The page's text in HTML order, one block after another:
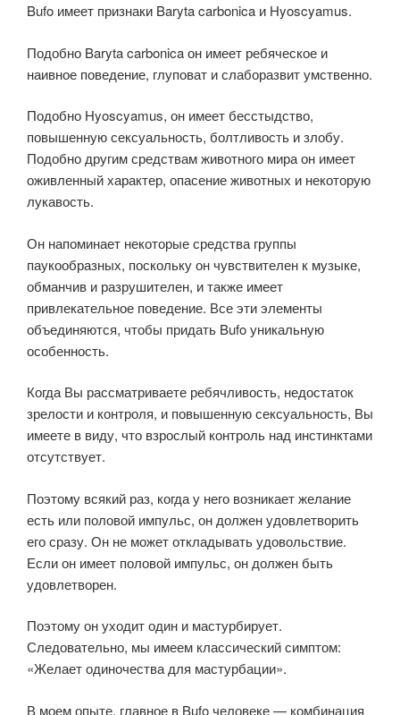
Bufo имеет признаки Baryta carbonica и Hyoscyamus.
Подобно Baryta carbonica он имеет ребяческое и
наивное поведение, глуповат и слаборазвит умственно.
Подобно Hyoscyamus, он имеет бесстыдство,
повышенную сексуальность, болтливость и злобу.
Подобно другим средствам животного мира он имеет
оживленный характер, опасение животных и некоторую
лукавость.
Он напоминает некоторые средства группы
паукообразных, поскольку он чувствителен к музыке,
обманчив и разрушителен, и также имеет
привлекательное поведение. Все эти элементы
объединяются, чтобы придать Bufo уникальную
особенность.
Когда Вы рассматриваете ребячливость, недостаток
зрелости и контроля, и повышенную сексуальность, Вы
имеете в виду, что взрослый контроль над инстинктами
отсутствует.
Поэтому всякий раз, когда у него возникает желание
есть или половой импульс, он должен удовлетворить
его сразу. Он не может откладывать удовольствие.
Если он имеет половой импульс, он должен быть
удовлетворен.
Поэтому он уходит один и мастурбирует.
Следовательно, мы имеем классический симптом:
«Желает одиночества для мастурбации».
В моем опыте, главное в Bufo человеке — комбинация